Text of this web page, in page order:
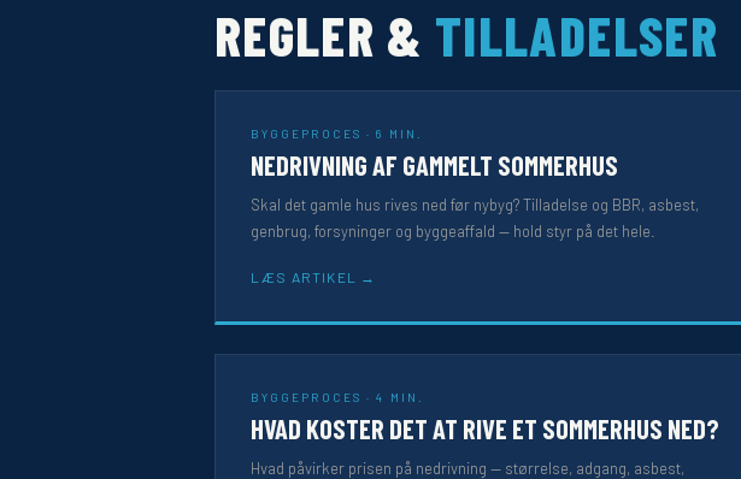
REGLER & TILLADELSER
BYGGEPROCES · 6 MIN.
NEDRIVNING AF GAMMELT SOMMERHUS
Skal det gamle hus rives ned før nybyg? Tilladelse og BBR, asbest,
genbrug, forsyninger og byggeaffald — hold styr på det hele.
LÆS ARTIKEL
BYGGEPROCES · 4 MIN.
HVAD KOSTER DET AT RIVE ET SOMMERHUS NED?
Hvad påvirker prisen på nedrivning — størrelse, adgang, asbest,